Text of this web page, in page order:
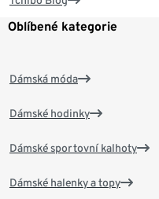
Oblíbené kategorie
Dámská móda
Dámské hodinky
Dámské sportovní kalhoty
Dámské halenky a topy